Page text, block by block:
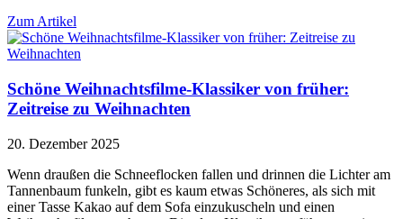
Zum Artikel
Schöne Weihnachtsfilme-Klassiker von früher:
Zeitreise zu Weihnachten
20. Dezember 2025
Wenn draußen die Schneeflocken fallen und drinnen die Lichter am
Tannenbaum funkeln, gibt es kaum etwas Schöneres, als sich mit
einer Tasse Kakao auf dem Sofa einzukuscheln und einen